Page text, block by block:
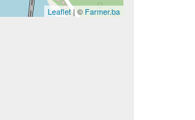
Leaflet| © Farmer.ba